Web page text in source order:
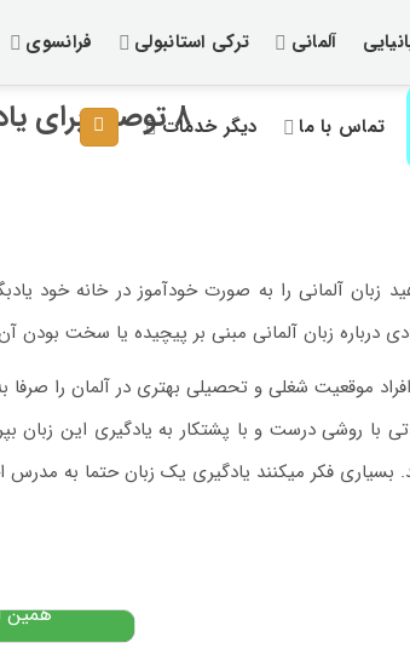
آلمانی ترکی استانبولی فرانسوی
تماس با ما دیگر خدمات
۸ توصیه برای یادگیری خودآموز زبان آلمانی
درباره زبان آلمانی مبنی بر پیچیده یا سخت بودن
موقعیت شغلی و تحصیلی بهتری در آلمان را
با روشی درست و با پشتکار به یادگیری این زبان
بسیاری فکر میکنند یادگیری یک زبان حتما به مدرس
همین